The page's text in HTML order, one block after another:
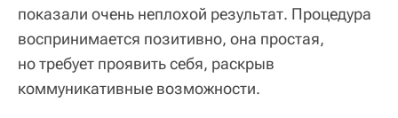
показали очень неплохой результат. Процедура
воспринимается позитивно, она простая,
но требует проявить себя, раскрыв
коммуникативные возможности.